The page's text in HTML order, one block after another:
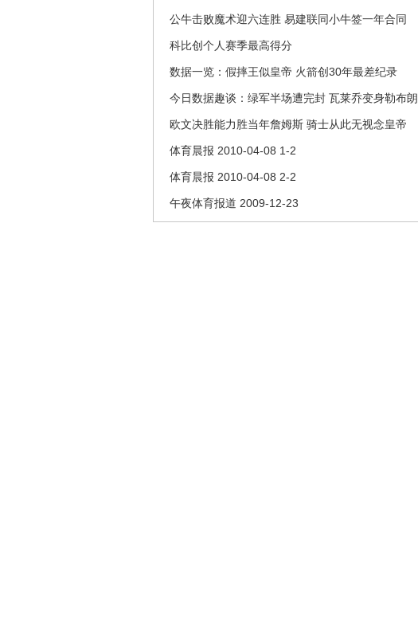
公牛击败魔术迎六连胜 易建联同小牛签一年合同
科比创个人赛季最高得分
数据一览：假摔王似皇帝 火箭创30年最差纪录
今日数据趣谈：绿军半场遭完封 瓦莱乔变身勒布朗
欧文决胜能力胜当年詹姆斯 骑士从此无视念皇帝
体育晨报 2010-04-08 1-2
体育晨报 2010-04-08 2-2
午夜体育报道 2009-12-23